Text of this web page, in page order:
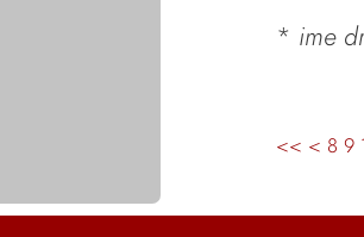
* ime
<< < 8 9